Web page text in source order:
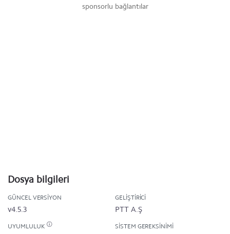
sponsorlu bağlantılar
Dosya bilgileri
GÜNCEL VERSIYON
v4.5.3
GELIŞTIRICI
PTT A.Ş
UYUMLULUK SISTEM GEREKSINIMI